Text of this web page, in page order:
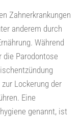
Zahnerkrankungen
anderem durch
Während
Parodontose
Lockerung der
Eine
genannt, ist